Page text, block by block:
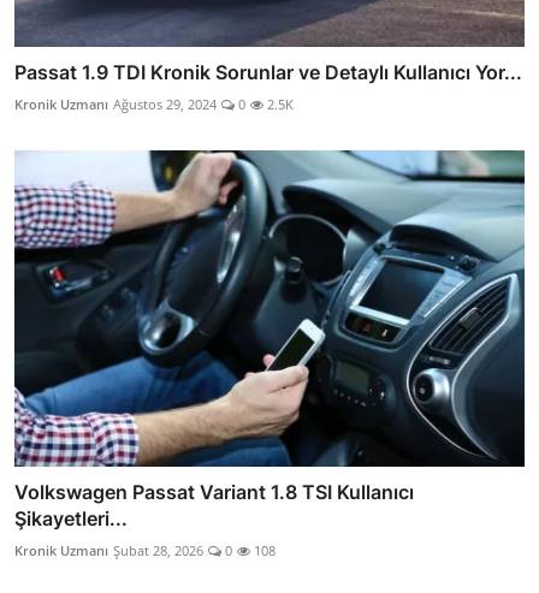
Passat 1.9 TDI Kronik Sorunlar ve Detaylı Kullanıcı Yor...
Kronik Uzmanı Ağustos 29, 2024 0 2.5K
Volkswagen Passat Variant 1.8 TSI Kullanıcı
Şikayetleri...
Kronik Uzmanı Şubat 28, 2026 0 108